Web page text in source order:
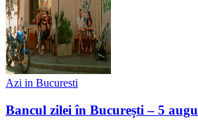
Azi in Bucuresti
Bancul zilei în București – 5